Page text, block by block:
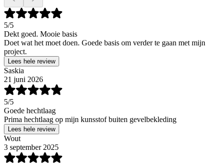
5/5
Dekt goed. Mooie basis
Doet wat het moet doen. Goede basis om verder te gaan met mijn
project.
Lees hele review
Saskia
21 juni 2026
5/5
Goede hechtlaag
Prima hechtlaag op mijn kunsstof buiten gevelbekleding
Lees hele review
Wout
3 september 2025